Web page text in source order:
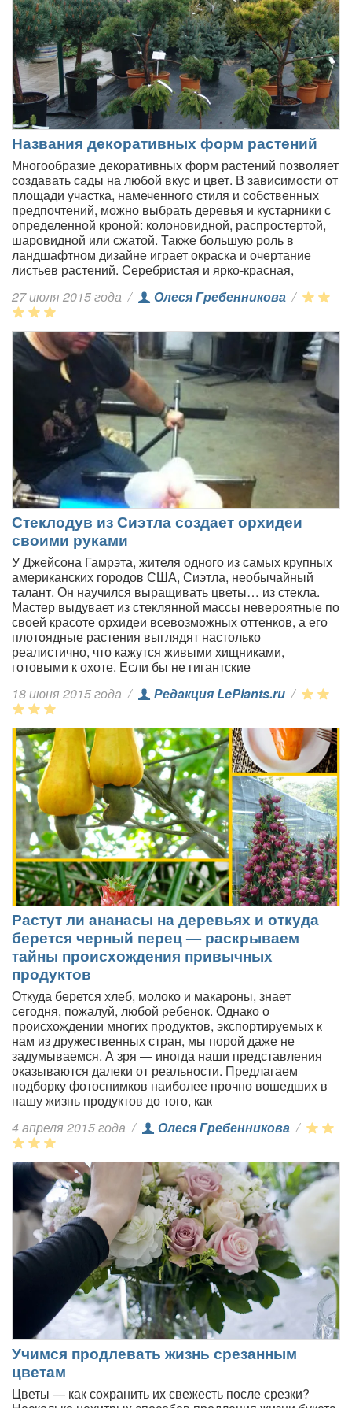
Названия декоративных форм растений
Многообразие декоративных форм растений позволяет
создавать сады на любой вкус и цвет. В зависимости от
площади участка, намеченного стиля и собственных
предпочтений, можно выбрать деревья и кустарники с
определенной кроной: колоновидной, распростертой,
шаровидной или сжатой. Также большую роль в
ландшафтном дизайне играет окраска и очертание
листьев растений. Серебристая и ярко-красная,
27 июля 2015 года / Олеся Гребенникова /
Стеклодув из Сиэтла создает орхидеи
своими руками
У Джейсона Гамрэта, жителя одного из самых крупных
американских городов США, Сиэтла, необычайный
талант. Он научился выращивать цветы… из стекла.
Мастер выдувает из стеклянной массы невероятные по
своей красоте орхидеи всевозможных оттенков, а его
плотоядные растения выглядят настолько
реалистично, что кажутся живыми хищниками,
готовыми к охоте. Если бы не гигантские
18 июня 2015 года / Редакция LePlants.ru /
Растут ли ананасы на деревьях и откуда
берется черный перец — раскрываем
тайны происхождения привычных
продуктов
Откуда берется хлеб, молоко и макароны, знает
сегодня, пожалуй, любой ребенок. Однако о
происхождении многих продуктов, экспортируемых к
нам из дружественных стран, мы порой даже не
задумываемся. А зря — иногда наши представления
оказываются далеки от реальности. Предлагаем
подборку фотоснимков наиболее прочно вошедших в
нашу жизнь продуктов до того, как
4 апреля 2015 года / Олеся Гребенникова /
Учимся продлевать жизнь срезанным
цветам
Цветы — как сохранить их свежесть после срезки?